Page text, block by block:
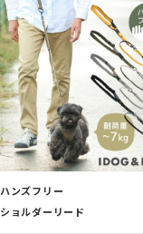
ハンズフリー
ショルダーリード